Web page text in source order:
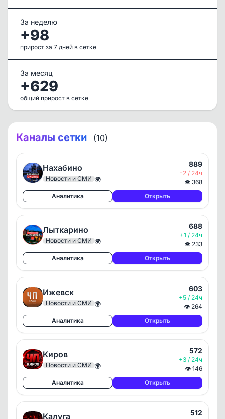
За неделю
+98
прирост за 7 дней в сетке
За месяц
+629
общий прирост в сетке
Каналы сетки (10)
Нахабино
Новости и СМИ 🌍
889
-2 / 24ч
👁 368
Аналитика
Открыть
Лыткарино
Новости и СМИ 🌍
688
+1 / 24ч
👁 233
Аналитика
Открыть
Ижевск
Новости и СМИ 🌍
603
+5 / 24ч
👁 264
Аналитика
Открыть
Киров
Новости и СМИ 🌍
572
+3 / 24ч
👁 146
Аналитика
Открыть
Калуга 512